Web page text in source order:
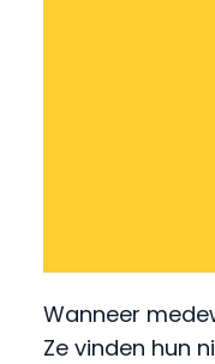
Wanneer
Ze vinden hun